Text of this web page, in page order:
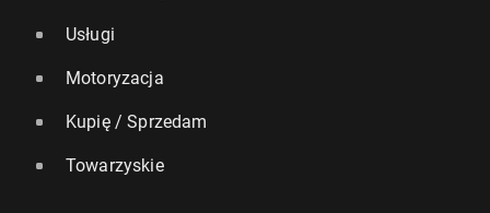
Usługi
Motoryzacja
Kupię / Sprzedam
Towarzyskie